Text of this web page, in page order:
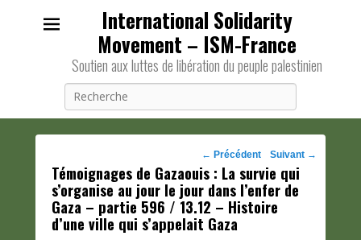
International Solidarity
Movement – ISM-France
Soutien aux luttes de libération du peuple palestinien
Navigation
des
posts
← Précédent Suivant →
Témoignages de Gazaouis : La survie qui
s’organise au jour le jour dans l’enfer de
Gaza – partie 596 / 13.12 – Histoire
d’une ville qui s’appelait Gaza